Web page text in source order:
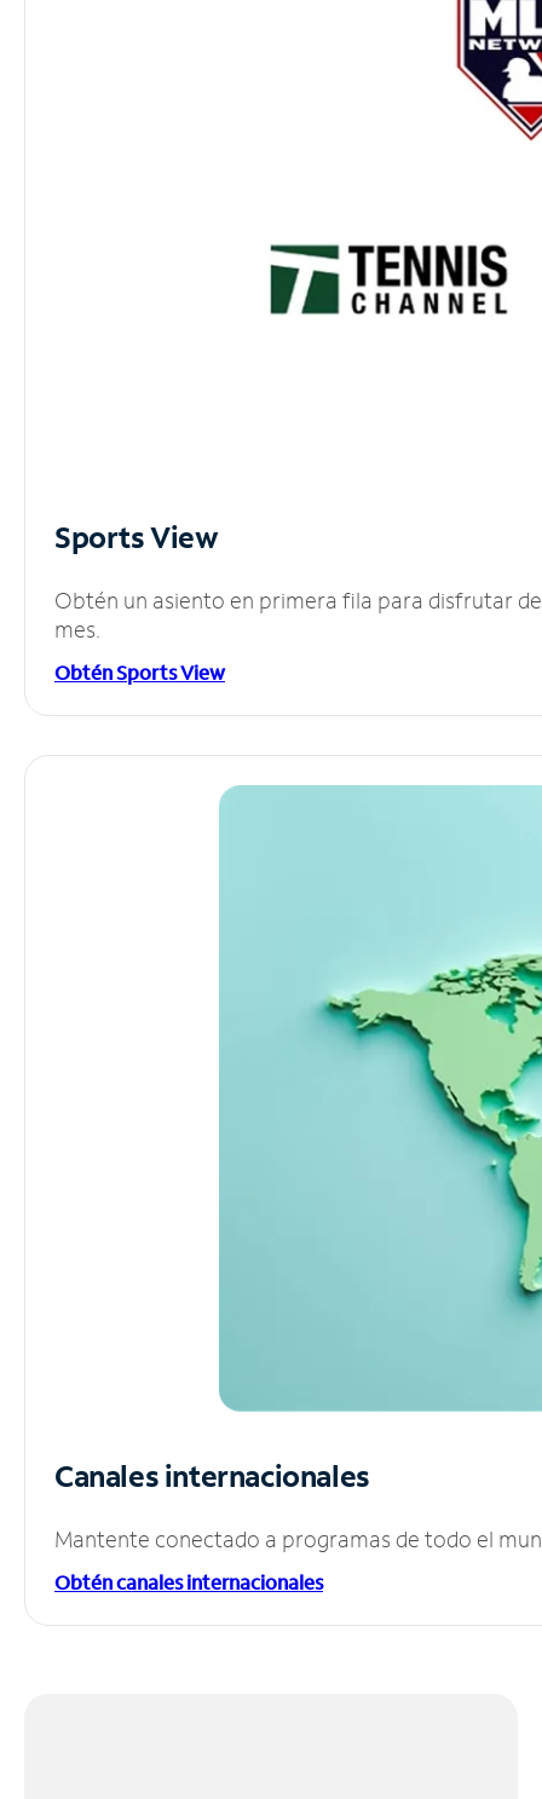
Sports View
Obtén un asiento en primera fila para disfrutar
mes.
Obtén Sports View
Canales internacionales
Mantente conectado a programas de todo el
Obtén canales internacionales